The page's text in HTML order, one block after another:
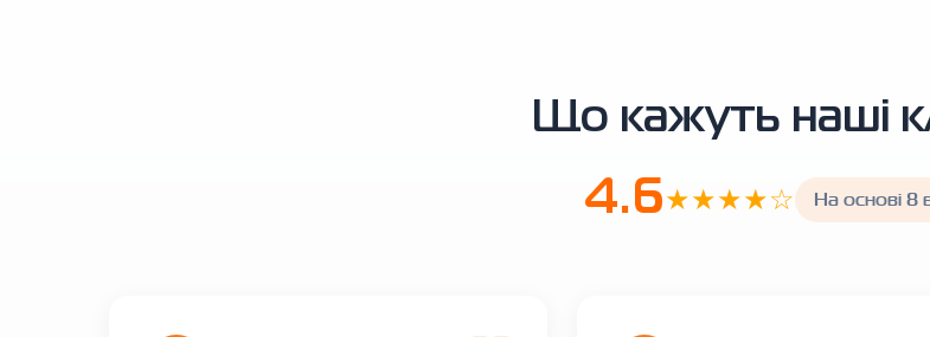
Що кажуть наші
4.6★★★★☆ На основі 8